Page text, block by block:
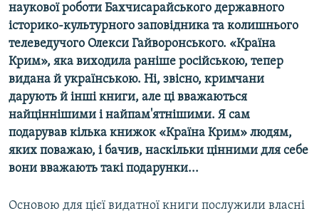
наукової роботи Бахчисарайського державного
історико-культурного заповідника та колишнього
телеведучого Олекси Гайворонського. «Країна
Крим», яка виходила раніше російською, тепер
видана й українською. Ні, звісно, кримчани
дарують й інші книги, але ці вважаються
найціннішими і найпам'ятнішими. Я сам
подарував кілька книжок «Країна Крим» людям,
яких поважаю, і бачив, наскільки цінними для себе
вони вважають такі подарунки...
Основою для цієї видатної книги послужили власні